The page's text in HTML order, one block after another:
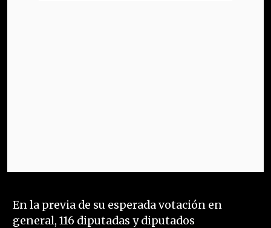
En la previa de su esperada votación en
general, 116 diputadas y diputados